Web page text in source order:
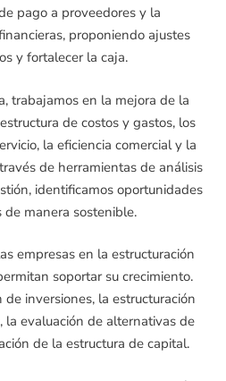
pago a proveedores y la
proponiendo ajustes
y fortalecer la caja.
trabajamos en la mejora de la
de costos y gastos, los
la eficiencia comercial y la
de herramientas de análisis
identificamos oportunidades
manera sostenible.
empresas en la estructuración
soportar su crecimiento.
inversiones, la estructuración
la evaluación de alternativas de
de la estructura de capital.